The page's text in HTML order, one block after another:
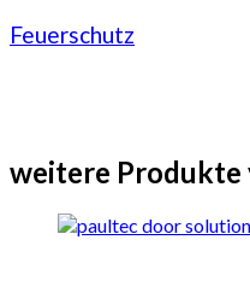
Feuerschutz
weitere Produkte